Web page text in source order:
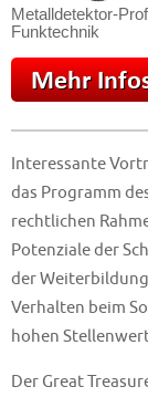
Metalldetektor-
Funktechnik
Interessante
das Programm
rechtlichen
Potenziale der
der
Verhalten beim
hohen
Der Great